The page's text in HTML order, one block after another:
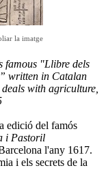
la imatge
famous "Llibre dels
written in Catalan
with agriculture,
edició del famós
i Pastoril
​​l'any 1617.
i els secrets de la